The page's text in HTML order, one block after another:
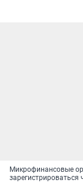
Микрофинансовые
зарегистрироваться